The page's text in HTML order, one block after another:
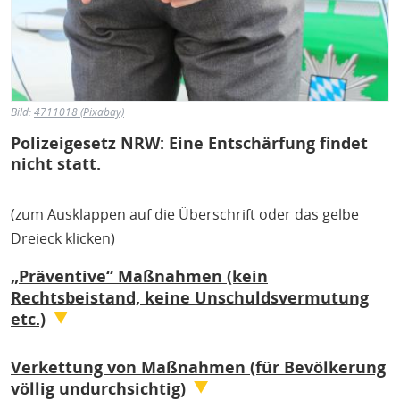
Bild:4711018 (Pixabay)
Polizeigesetz NRW: Eine Entschärfung findet
nicht statt.
(zum Ausklappen auf die Überschrift oder das gelbe
Dreieck klicken)
„Präventive“ Maßnahmen (kein
Rechtsbeistand, keine Unschuldsvermutung
etc.)
aktuellen Polizeigesetzverschärfungen ermöglichen es
Verkettung von Maßnahmen (für Bevölkerung
völlig undurchsichtig)